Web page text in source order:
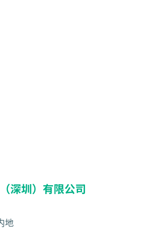
深圳）有限公司
地